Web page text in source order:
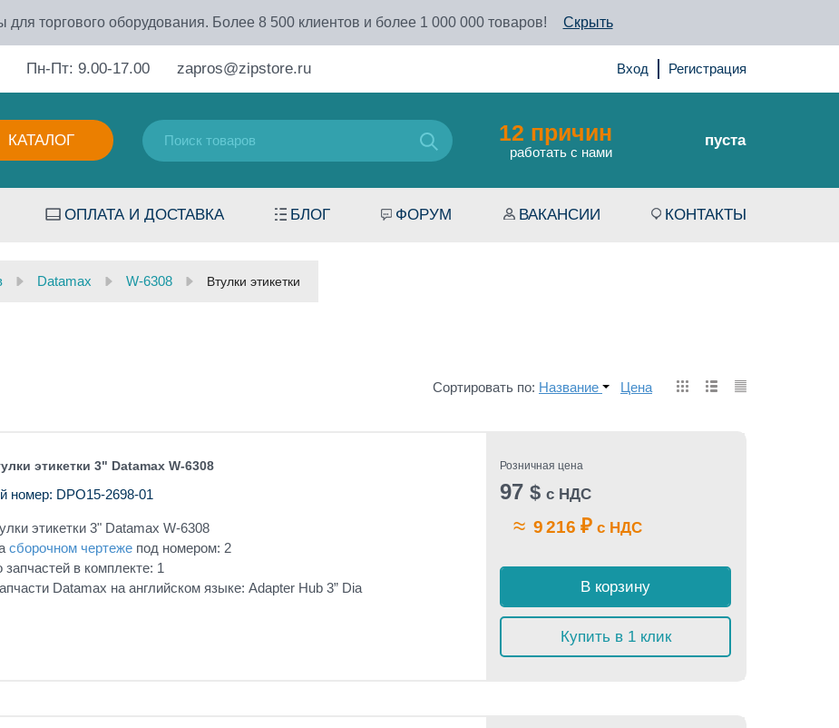
для торгового оборудования. Более 8 500 клиентов и более 1 000 000 товаров! Скрыть
Пн-Пт: 9.00-17.00 zapros@zipstore.ru Вход Регистрация
КАТАЛОГ 12 причин
работать с нами
пуста
ОПЛАТА И ДОСТАВКА БЛОГ ФОРУМ ВАКАНСИИ КОНТАКТЫ
Datamax W-6308 Втулки этикетки
Сортировать по: Название Цена
этикетки 3" Datamax W-6308
номер: DPO15-2698-01
этикетки 3" Datamax W-6308
сборочном чертеже под номером: 2
запчастей в комплекте: 1
Datamax на английском языке: Adapter Hub 3” Dia
Розничная цена
97 $ с НДС
≈ 9 216 ₽ с НДС
В корзину
Купить в 1 клик